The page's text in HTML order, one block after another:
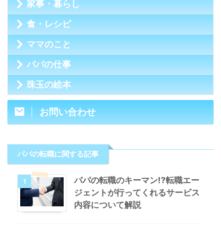
家事・暮らし
食・レシピ
ママのこと
パパの仕事
珠玉の絵本
お問い合わせ
パパの転職に関する記事
1
パパの転職のキーマン!?転職エー
ジェントが行ってくれるサービス
内容について解説